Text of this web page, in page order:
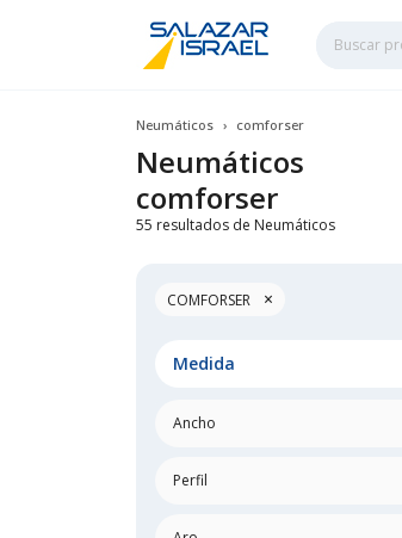
Neumáticos comforser
Neumáticos
comforser
55 resultados de Neumáticos
COMFORSER ×
Medida